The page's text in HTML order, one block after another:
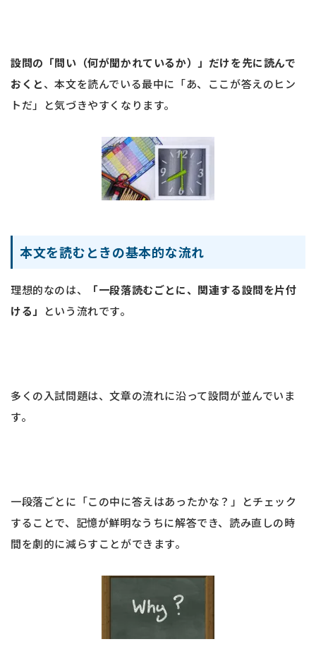
設問の「問い（何が聞かれているか）」だけを先に読んで
おくと、本文を読んでいる最中に「あ、ここが答えのヒン
トだ」と気づきやすくなります。
本文を読むときの基本的な流れ
理想的なのは、
「一段落読むごとに、関連する設問を片付
ける」
という流れです。
多くの入試問題は、文章の流れに沿って設問が並んでいま
す。
一段落ごとに「この中に答えはあったかな？」とチェック
することで、記憶が鮮明なうちに解答でき、読み直しの時
間を劇的に減らすことができます。